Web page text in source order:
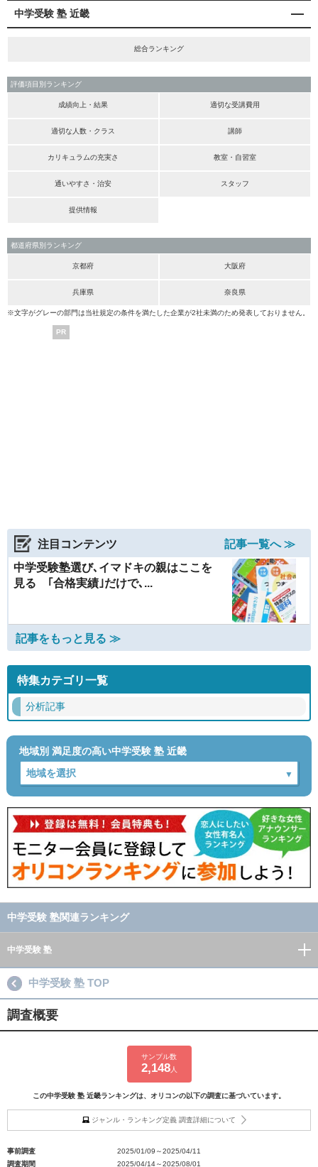
中学受験 塾 近畿
総合ランキング
評価項目別ランキング
成績向上・結果 適切な受講費用
適切な人数・クラス 講師
カリキュラムの充実さ 教室・自習室
通いやすさ・治安 スタッフ
提供情報
都道府県別ランキング
京都府 大阪府
兵庫県 奈良県
※文字がグレーの部門は当社規定の条件を満たした企業が2社未満のため発表しておりません。
PR
注目コンテンツ
記事一覧へ ≫
中学受験塾選び､イマドキの親はここを
見る ｢合格実績｣だけで､...
記事をもっと見る ≫
特集カテゴリ一覧
分析記事
地域別 満足度の高い中学受験 塾 近畿
中学受験 塾関連ランキング
中学受験 塾
中学受験 塾 TOP
調査概要
サンプル数
2,148人
この中学受験 塾 近畿ランキングは、オリコンの以下の調査に基づいています。
ジャンル・ランキング定義 調査詳細について
事前調査
2025/01/09～2025/04/11
調査期間
2025/04/14～2025/08/01